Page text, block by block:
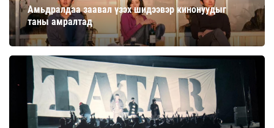
Амьдралдаа заавал үзэх шидээвэр кинонуудыг
таны амралтад